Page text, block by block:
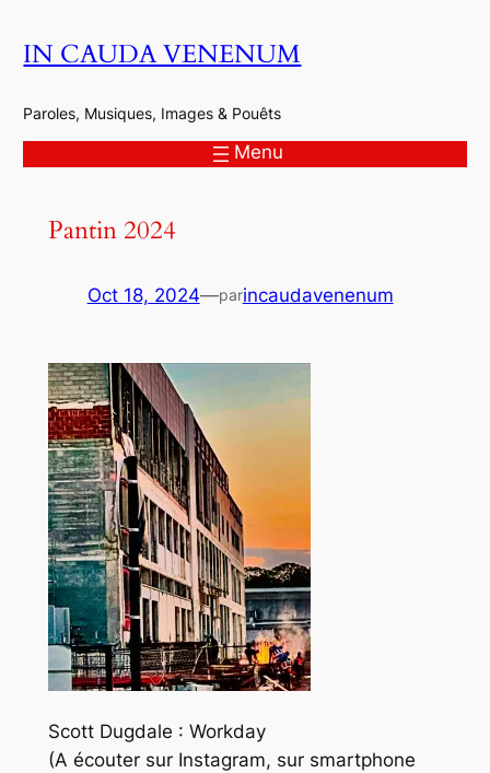
auIN CAUDA VENENUM
Paroles, Musiques, Images & Pouêts
Menu
Pantin 2024
Oct 18, 2024—parincaudavenenum
Scott Dugdale : Workday
(A écouter sur Instagram, sur smartphone